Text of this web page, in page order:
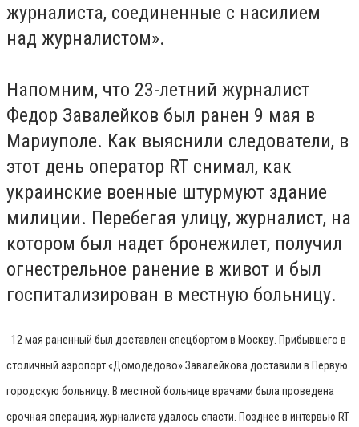
журналиста, соединенные с насилием
над журналистом».
Напомним, что 23-летний журналист
Федор Завалейков был ранен 9 мая в
Мариуполе. Как выяснили следователи, в
этот день оператор RT снимал, как
украинские военные штурмуют здание
милиции. Перебегая улицу, журналист, на
котором был надет бронежилет, получил
огнестрельное ранение в живот и был
госпитализирован в местную больницу.
12 мая раненный был доставлен спецбортом в Москву. Прибывшего в
столичный аэропорт «Домодедово» Завалейкова доставили в Первую
городскую больницу. В местной больнице врачами была проведена
срочная операция, журналиста удалось спасти. Позднее в интервью RT